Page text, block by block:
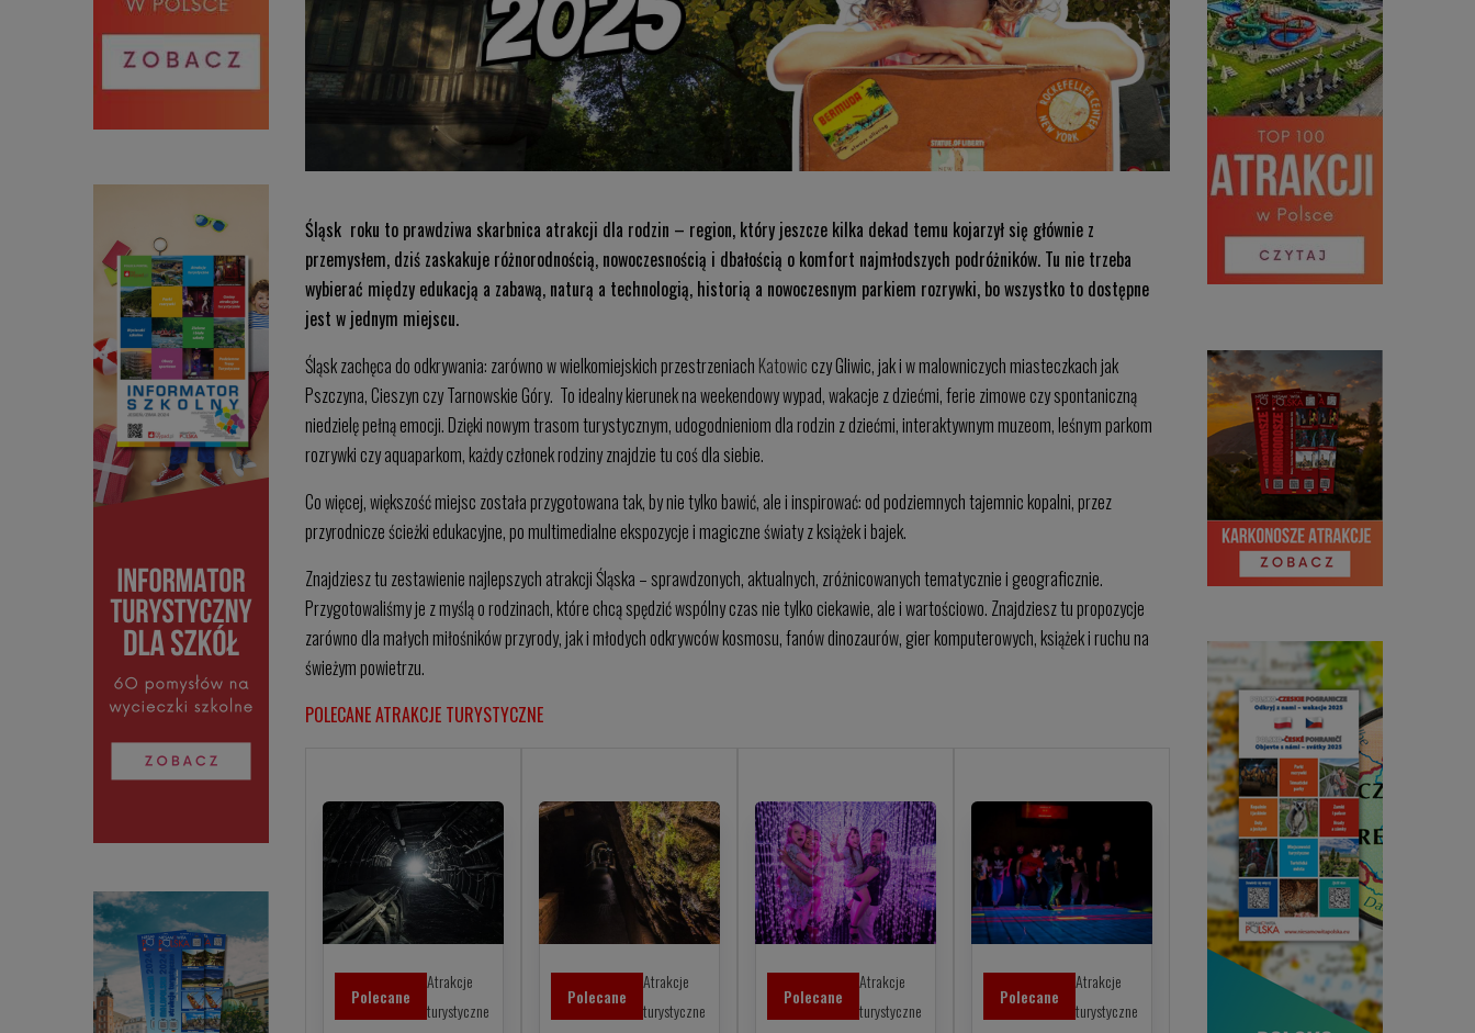
Śląsk roku to prawdziwa skarbnica atrakcji dla rodzin – region, który jeszcze kilka dekad temu kojarzył się głównie z
przemysłem, dziś zaskakuje różnorodnością, nowoczesnością i dbałością o komfort najmłodszych podróżników. Tu nie trzeba
wybierać między edukacją a zabawą, naturą a technologią, historią a nowoczesnym parkiem rozrywki, bo wszystko to dostępne
jest w jednym miejscu.
Śląsk zachęca do odkrywania: zarówno w wielkomiejskich przestrzeniach Katowicczy Gliwic, jak i w malowniczych miasteczkach jak
Pszczyna, Cieszyn czy Tarnowskie Góry. To idealny kierunek na weekendowy wypad, wakacje z dziećmi, ferie zimowe czy spontaniczną
niedzielę pełną emocji. Dzięki nowym trasom turystycznym, udogodnieniom dla rodzin z dziećmi, interaktywnym muzeom, leśnym parkom
rozrywki czy aquaparkom, każdy członek rodziny znajdzie tu coś dla siebie.
Co więcej, większość miejsc została przygotowana tak, by nie tylko bawić, ale i inspirować: od podziemnych tajemnic kopalni, przez
przyrodnicze ścieżki edukacyjne, po multimedialne ekspozycje i magiczne światy z książek i bajek.
Znajdziesz tu zestawienie najlepszych atrakcji Śląska – sprawdzonych, aktualnych, zróżnicowanych tematycznie i geograficznie.
Przygotowaliśmy je z myślą o rodzinach, które chcą spędzić wspólny czas nie tylko ciekawie, ale i wartościowo. Znajdziesz tu propozycje
zarówno dla małych miłośników przyrody, jak i młodych odkrywców kosmosu, fanów dinozaurów, gier komputerowych, książek i ruchu na
świeżym powietrzu.
POLECANE ATRAKCJE TURYSTYCZNE
Polecane
Atrakcje
turystyczne
Polecane
Atrakcje
turystyczne
Polecane
Atrakcje
turystyczne
Polecane
Atrakcje
turystyczne